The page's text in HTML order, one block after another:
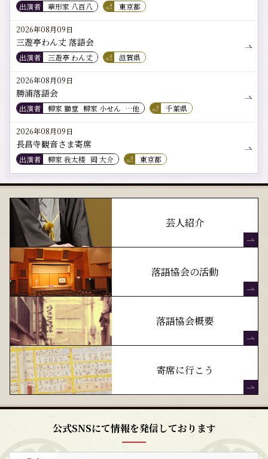
出演者 華形家 八百八 東京都
2026年08月09日
三遊亭わん丈 落語会
出演者 三遊亭 わん丈 滋賀県
2026年08月09日
勝浦落語会
出演者 柳家 獅堂 柳家 小せん …他 千葉県
2026年08月09日
長昌寺観音さま寄席
出演者 柳家 我太楼 岡 大介 東京都
芸人紹介
落語協会の活動
落語協会概要
寄席に行こう
公式SNSにて情報を発信しております